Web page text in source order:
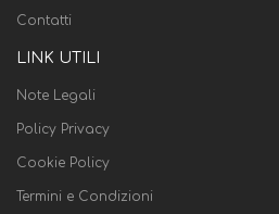
Contatti
LINK UTILI
Note Legali
Policy Privacy
Cookie Policy
Termini e Condizioni